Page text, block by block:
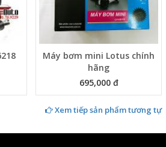
hãng